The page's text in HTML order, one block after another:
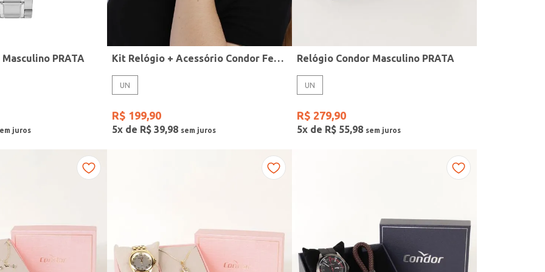
PRATA Kit Relógio + Acessório Condor Feminino PRATA
UN
R$ 199,90
5x de R$ 39,98
Relógio Condor Masculino PRATA
UN
R$ 279,90
5x de R$ 55,98